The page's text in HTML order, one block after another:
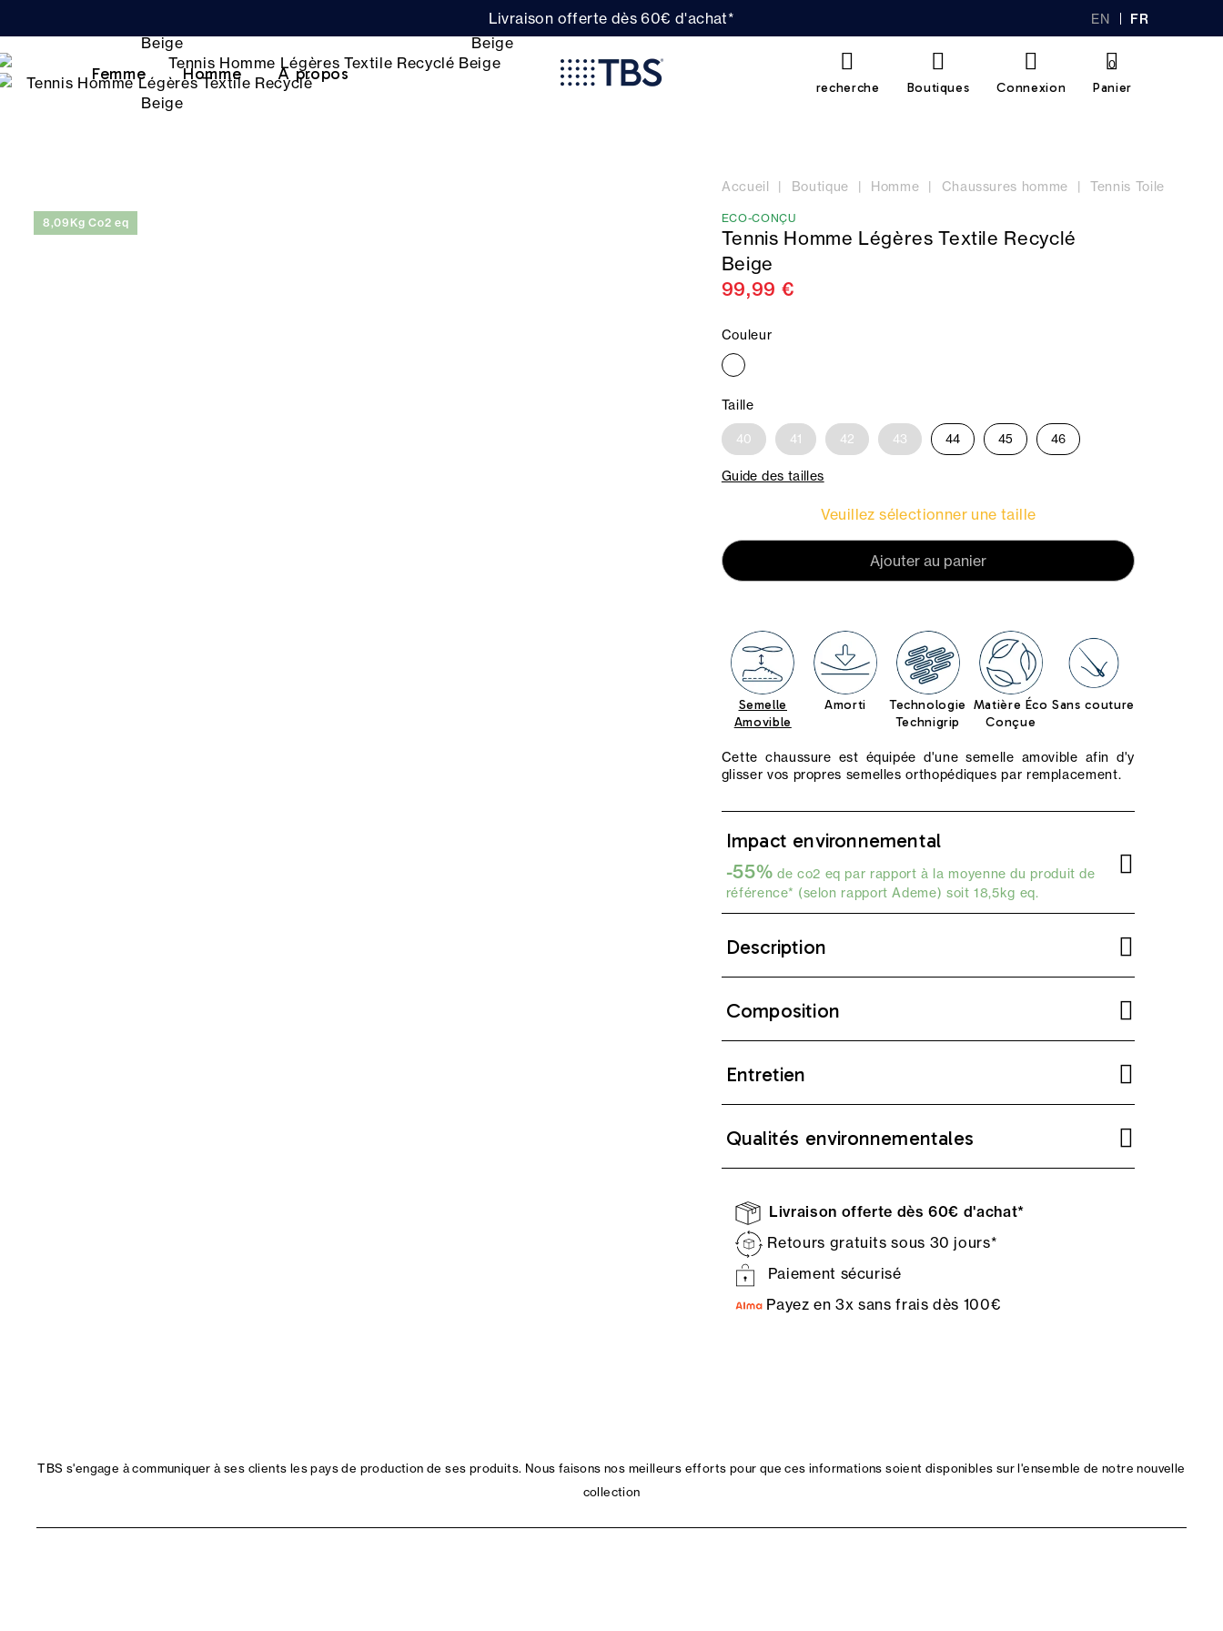
Livraison offerte dès 60€ d'achat* EN FR
Femme Homme A propos
recherche Boutiques Connexion Panier
0
Accueil Boutique Homme Chaussures homme Tennis Toile
8,09Kg Co2 eq ECO-CONÇU
Tennis Homme Légères Textile Recyclé
Beige
99,99 €
Couleur
Taille
40 41 42 43 44 45 46
Guide des tailles
Veuillez sélectionner une taille
Ajouter au panier
Semelle
Amovible
Amorti
Technologie
Technigrip
Matière Éco
Conçue
Sans couture
Cette chaussure est équipée d'une semelle amovible afin d'y
glisser vos propres semelles orthopédiques par remplacement.
Impact environnemental
-55% de co2 eq par rapport à la moyenne du produit de
référence* (selon rapport Ademe) soit 18,5kg eq.
Description
Composition
Entretien
Qualités environnementales
Livraison offerte dès 60€ d'achat*
Retours gratuits sous 30 jours*
Paiement sécurisé
Payez en 3x sans frais dès 100€
TBS s'engage à communiquer à ses clients les pays de production de ses produits. Nous faisons nos meilleurs efforts pour que ces informations soient disponibles sur l'ensemble de notre nouvelle
collection